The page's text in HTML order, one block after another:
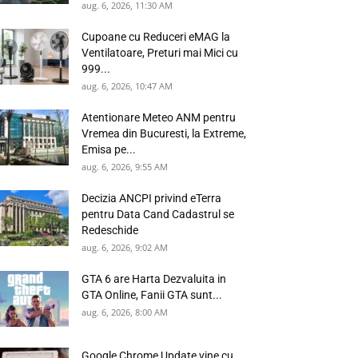
aug. 6, 2026, 11:30 AM
Cupoane cu Reduceri eMAG la
Ventilatoare, Preturi mai Mici cu
999...
aug. 6, 2026, 10:47 AM
Atentionare Meteo ANM pentru
Vremea din Bucuresti, la Extreme,
Emisa pe...
aug. 6, 2026, 9:55 AM
Decizia ANCPI privind eTerra
pentru Data Cand Cadastrul se
Redeschide
aug. 6, 2026, 9:02 AM
GTA 6 are Harta Dezvaluita in
GTA Online, Fanii GTA sunt...
aug. 6, 2026, 8:00 AM